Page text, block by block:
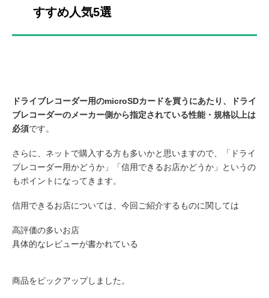
すすめ人気5選
ドライブレコーダー用のmicroSDカードを買うにあたり、ドライ
ブレコーダーのメーカー側から指定されている性能・規格以上は
必須です。
さらに、ネットで購入する方も多いかと思いますので、「ドライ
ブレコーダー用かどうか」「信用できるお店かどうか」というの
もポイントになってきます。
信用できるお店については、今回ご紹介するものに関しては
高評価の多いお店
具体的なレビューが書かれている
商品をピックアップしました。